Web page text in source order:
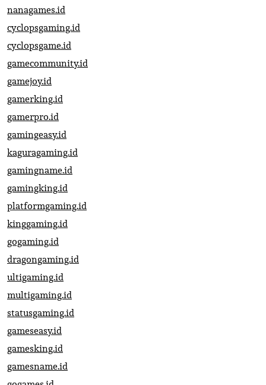
nanagames.id
cyclopsgaming.id
cyclopsgame.id
gamecommunity.id
gamejoy.id
gamerking.id
gamerpro.id
gamingeasy.id
kaguragaming.id
gamingname.id
gamingking.id
platformgaming.id
kinggaming.id
gogaming.id
dragongaming.id
ultigaming.id
multigaming.id
statusgaming.id
gameseasy.id
gamesking.id
gamesname.id